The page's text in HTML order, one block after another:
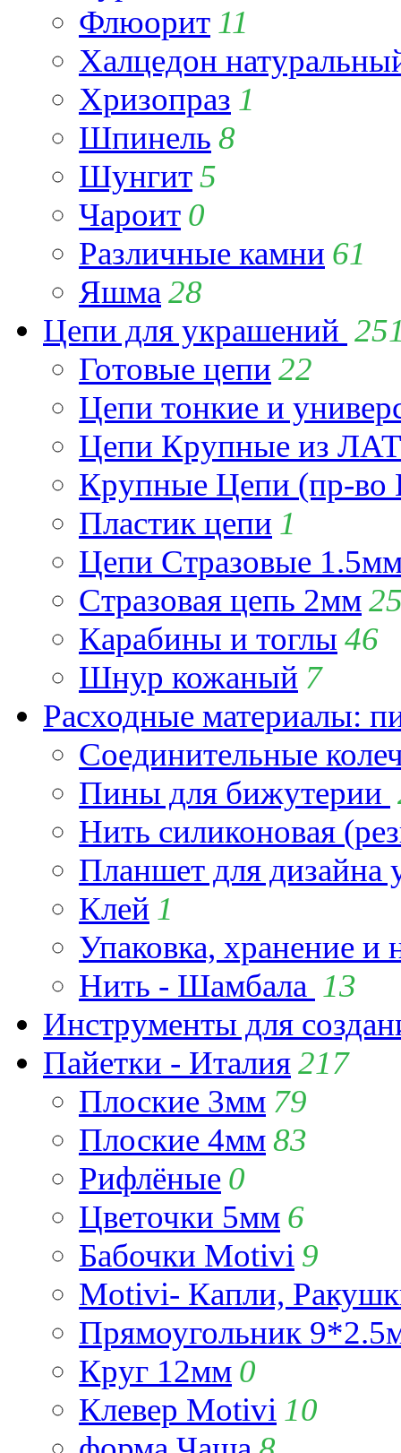
Флюорит 11
Халцедон
Хризопраз 1
Шпинель 8
Шунгит5
Чароит 0
Различные камни 61
Яшма 28
Цепи для украшений
Готовые цепи 22
Цепи тонкие и
Цепи Крупные из
Крупные Цепи (пр-во
Пластик цепи 1
Цепи Стразовые
Стразовая цепь 2мм
Карабины и тоглы 46
Шнур кожаный 7
Расходные материалы:
Соединительные
Пины для бижутерии
Нить силиконовая
Планшет для
Клей 1
Упаковка, хранение и
Нить - Шамбала 13
Инструменты для
Пайетки - Италия217
Плоские 3мм 79
Плоские 4мм83
Рифлёные 0
Цветочки 5мм 6
Бабочки Motivi 9
Motivi- Капли,
Прямоугольник
Круг 12мм 0
Клевер Motivi 10